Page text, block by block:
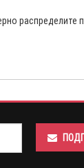
распределите